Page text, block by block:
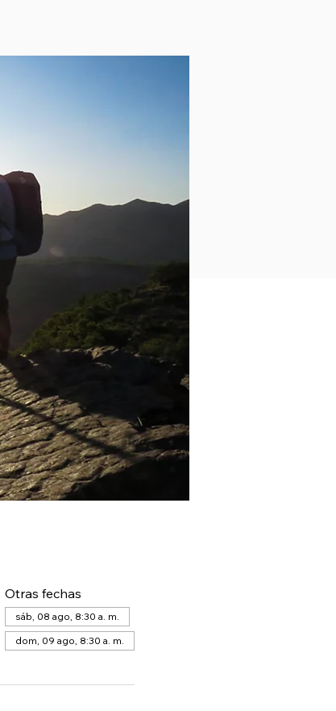
Otras fechas
sáb, 08 ago, 8:30 a. m.
dom, 09 ago, 8:30 a. m.